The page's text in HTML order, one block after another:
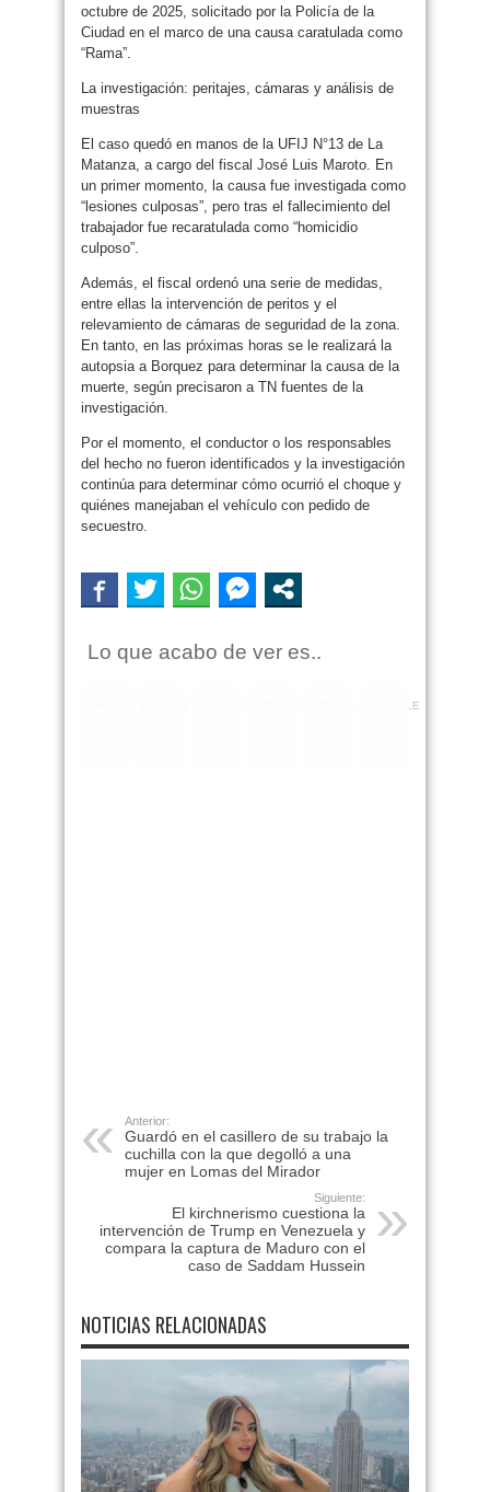
octubre de 2025, solicitado por la Policía de la
Ciudad en el marco de una causa caratulada como
“Rama”.
La investigación: peritajes, cámaras y análisis de
muestras
El caso quedó en manos de la UFIJ N°13 de La
Matanza, a cargo del fiscal José Luis Maroto. En
un primer momento, la causa fue investigada como
“lesiones culposas”, pero tras el fallecimiento del
trabajador fue recaratulada como “homicidio
culposo”.
Además, el fiscal ordenó una serie de medidas,
entre ellas la intervención de peritos y el
relevamiento de cámaras de seguridad de la zona.
En tanto, en las próximas horas se le realizará la
autopsia a Borquez para determinar la causa de la
muerte, según precisaron a TN fuentes de la
investigación.
Por el momento, el conductor o los responsables
del hecho no fueron identificados y la investigación
continúa para determinar cómo ocurrió el choque y
quiénes manejaban el vehículo con pedido de
secuestro.
Lo que acabo de ver es..
INCREIBLE
Anterior:
Guardó en el casillero de su trabajo la
cuchilla con la que degolló a una
mujer en Lomas del Mirador
Siguiente:
El kirchnerismo cuestiona la
intervención de Trump en Venezuela y
compara la captura de Maduro con el
caso de Saddam Hussein
NOTICIAS RELACIONADAS